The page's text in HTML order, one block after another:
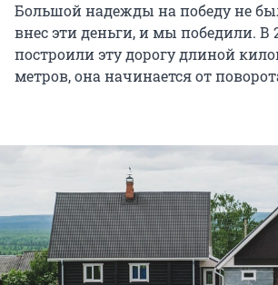
Большой надежды на победу не
внес эти деньги, и мы победили. В
построили эту дорогу длиной
метров, она начинается от